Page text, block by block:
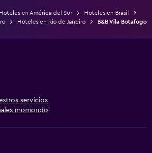
Hoteles en América del Sur
Hoteles en Brasil
Hoteles en Río de Janeiro B&B Vila Botafogo
servicios
momondo